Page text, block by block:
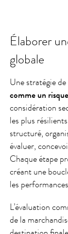
Élaborer
globale
Une stratégie
comme un
considération
les plus
structuré,
évaluer,
Chaque étape
créant une
les
L’évaluation
de la